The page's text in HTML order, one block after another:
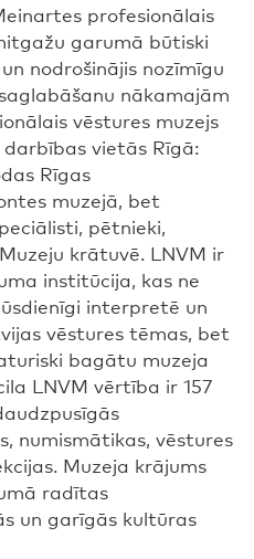
profesionālais
garumā būtiski
nodrošinājis nozīmīgu
nākamajām
vēstures muzejs
vietās Rīgā:
Rīgas
muzejā, bet
pētnieki,
krātuvē. LNVM ir
institūcija, kas ne
interpretē un
vēstures tēmas, bet
bagātu muzeja
LNVM vērtība ir 157
numismātikas, vēstures
Muzeja krājums
radītas
un garīgās kultūras